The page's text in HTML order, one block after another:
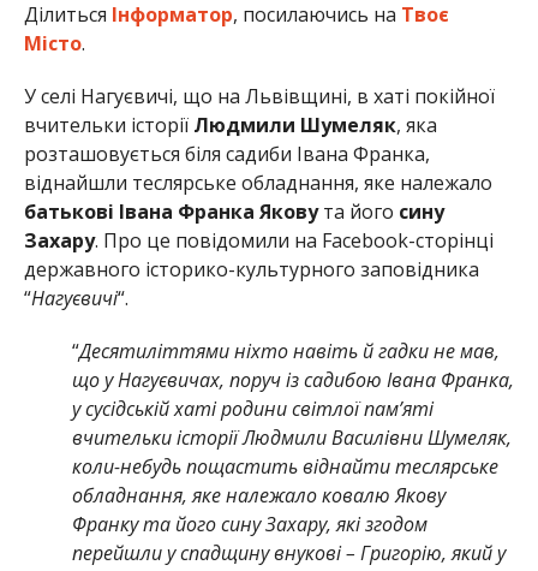
Ділиться Інформатор, посилаючись на Твоє
Місто.
У селі Нагуєвичі, що на Львівщині, в хаті покійної
вчительки історії Людмили Шумеляк, яка
розташовується біля садиби Івана Франка,
віднайшли теслярське обладнання, яке належало
батькові Івана Франка Яковута його сину
Захару. Про це повідомили на Facebook-сторінці
державного історико-культурного заповідника
“Нагуєвичі“.
“Десятиліттями ніхто навіть й гадки не мав,
що у Нагуєвичах, поруч із садибою Івана Франка,
у сусідській хаті родини світлої пам’яті
вчительки історії Людмили Василівни Шумеляк,
коли-небудь пощастить віднайти теслярське
обладнання, яке належало ковалю Якову
Франку та його сину Захару, які згодом
перейшли у спадщину внукові – Григорію, який у